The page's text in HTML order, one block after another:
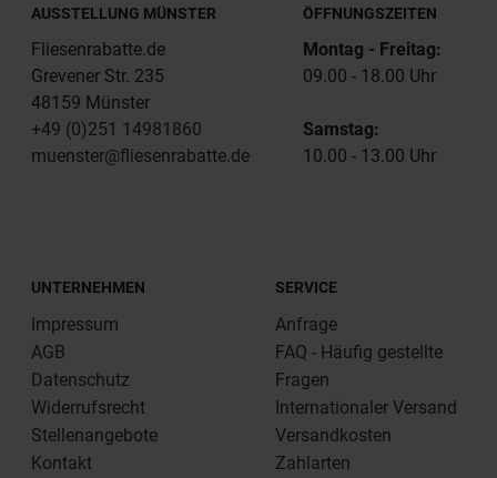
AUSSTELLUNG MÜNSTER
Fliesenrabatte.de
Grevener Str. 235
48159 Münster
+49 (0)251 14981860
muenster@fliesenrabatte.de
ÖFFNUNGSZEITEN
Montag - Freitag:
09.00 - 18.00 Uhr
Samstag:
10.00 - 13.00 Uhr
UNTERNEHMEN
Impressum
AGB
Datenschutz
Widerrufsrecht
Stellenangebote
Kontakt
SERVICE
Anfrage
FAQ - Häufig gestellte
Fragen
Internationaler Versand
Versandkosten
Zahlarten